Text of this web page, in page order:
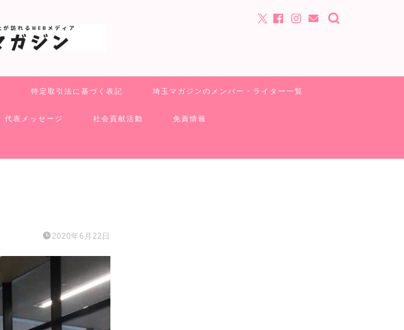
特定取引法に基づく表記 埼玉マガジンのメンバー・ライター一覧
代表メッセージ 社会貢献活動 免責情報
2020年6月22日